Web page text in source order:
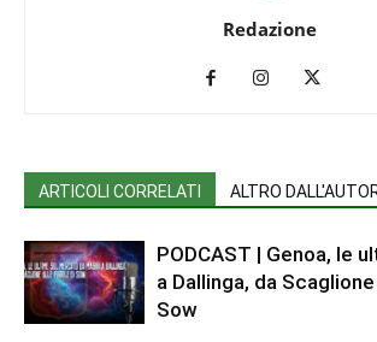
Redazione
ARTICOLI CORRELATI ALTRO
PODCAST | Genoa, le
a Dallinga, da
Sow